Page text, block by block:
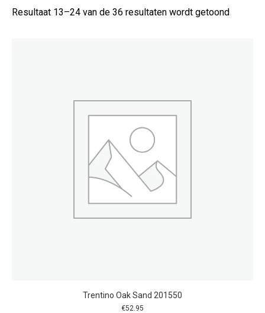
Resultaat 13–24 van de 36 resultaten wordt getoond
Trentino Oak Sand 201550
€52.95